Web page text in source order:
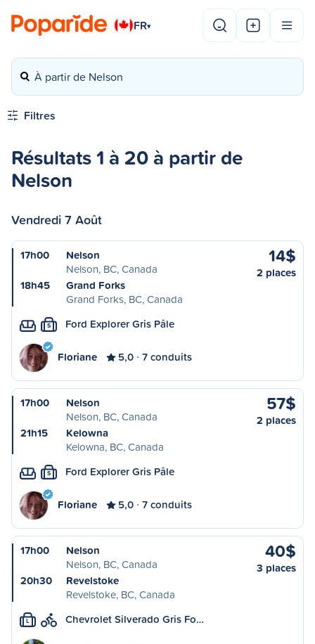
FR▾
À partir de Nelson
Filtres
Résultats 1 à 20 à partir de
Nelson
Vendredi 7 Août
17h00
Nelson
Nelson, BC, Canada
18h45
Grand Forks
Grand Forks, BC, Canada
14$
2 places
S Ford Explorer Gris Pâle
Floriane 5,0 7 conduits
17h00
Nelson
Nelson, BC, Canada
21h15
Kelowna
Kelowna, BC, Canada
57$
2 places
S Ford Explorer Gris Pâle
Floriane 5,0 7 conduits
17h00
Nelson
Nelson, BC, Canada
20h30
Revelstoke
Revelstoke, BC, Canada
40$
3 places
L Chevrolet Silverado Gris Fo…